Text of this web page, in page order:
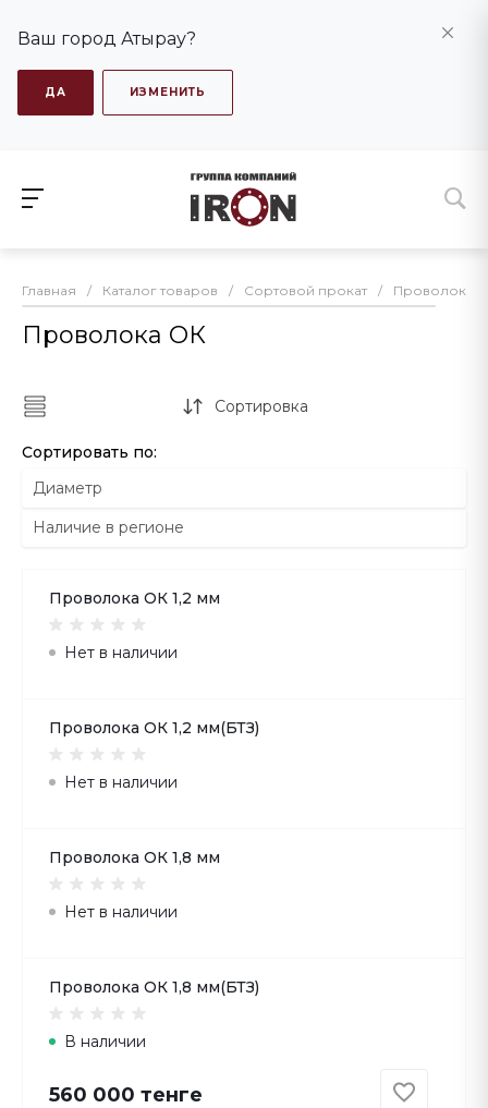
Ваш город Атырау?
ДА ИЗМЕНИТЬ
Главная / Каталог товаров / Сортовой прокат / Проволока
Проволока ОК
Сортировка
Сортировать по:
Диаметр
Наличие в регионе
Проволока ОК 1,2 мм
Нет в наличии
Проволока ОК 1,2 мм(БТЗ)
Нет в наличии
Проволока ОК 1,8 мм
Нет в наличии
Проволока ОК 1,8 мм(БТЗ)
В наличии
560 000 тенге